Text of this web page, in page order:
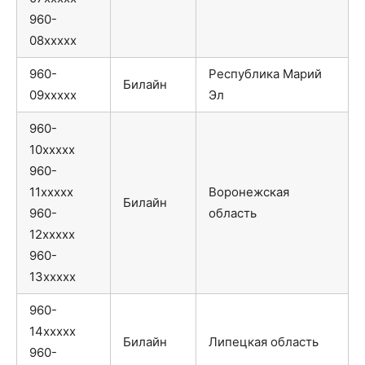
960-
08xxxxx
960-
09xxxxx
Билайн
Республика Марий
Эл
960-
10xxxxx
960-
11xxxxx
960-
12xxxxx
960-
13xxxxx
Билайн
Воронежская
область
960-
14xxxxx
960-
Билайн Липецкая область